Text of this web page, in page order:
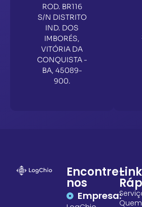
ROD. BR116
S/N DISTRITO
IND. DOS
IMBORÉS,
VITÓRIA DA
CONQUISTA -
BA, 45089-
900.
Encontre-
nos
Empresa:
Quem